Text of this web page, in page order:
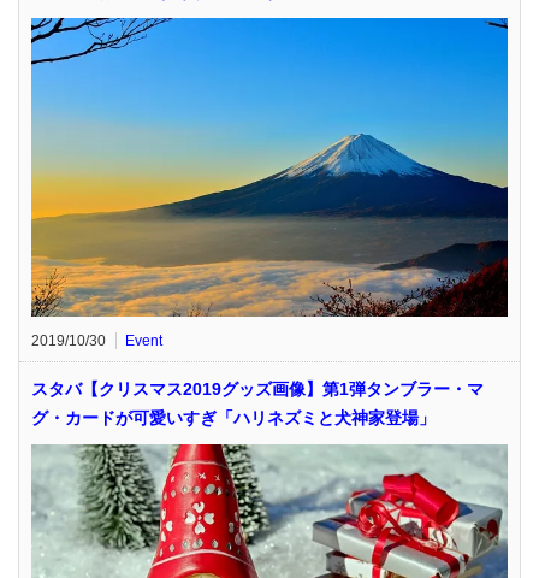
2019/10/30 Event
スタバ【クリスマス2019グッズ画像】第1弾タンブラー・マ
グ・カードが可愛いすぎ「ハリネズミと犬神家登場」